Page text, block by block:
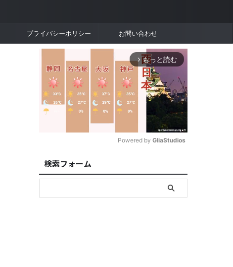
プライバシーポリシー お問い合わせ
arrow_forward_ios もっと読む
u
t
Powered by GliaStudios
検索フォーム